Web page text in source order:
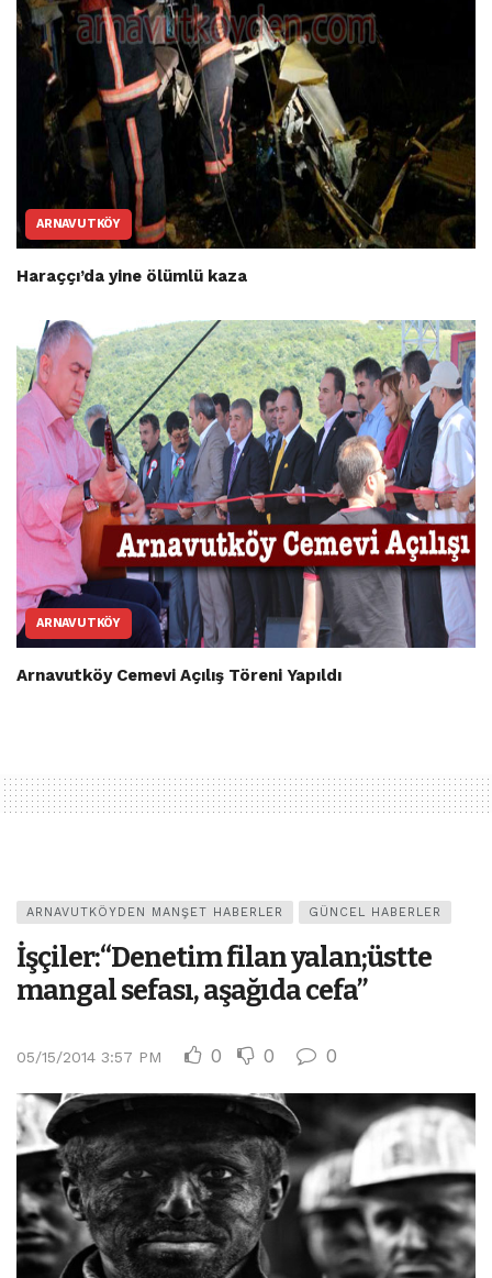
ARNAVUTKÖY
Haraççı’da yine ölümlü kaza
ARNAVUTKÖY
Arnavutköy Cemevi Açılış Töreni Yapıldı
ARNAVUTKÖYDEN MANŞET HABERLER GÜNCEL HABERLER
İşçiler:“Denetim filan yalan;üstte
mangal sefası, aşağıda cefa”
05/15/2014 3:57 PM 0 0 0